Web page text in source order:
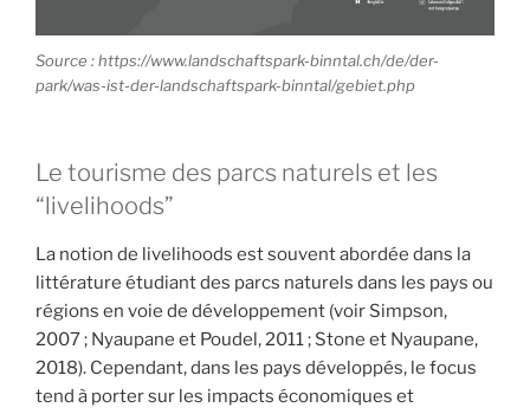
Source : https://www.landschaftspark-binntal.ch/de/der-
park/was-ist-der-landschaftspark-binntal/gebiet.php
Le tourisme des parcs naturels et les
“livelihoods”
La notion de livelihoods est souvent abordée dans la
littérature étudiant des parcs naturels dans les pays ou
régions en voie de développement (voir Simpson,
2007 ; Nyaupane et Poudel, 2011 ; Stone et Nyaupane,
2018). Cependant, dans les pays développés, le focus
tend à porter sur les impacts économiques et